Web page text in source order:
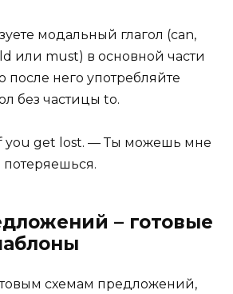
модальный глагол (can,
или must) в основной части
после него употребляйте
без частицы to.
you get lost. — Ты можешь мне
потеряешься.
– готовые
схемам предложений,